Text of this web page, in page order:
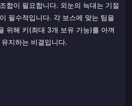
합이 필요합니다. 외눈의 늑대는 기절
필수적입니다. 각 보스에 맞는 팀을
위해 키(최대 3개 보유 가능)를 아껴
지하는 비결입니다.